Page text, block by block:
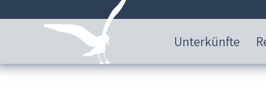
Unterkünfte